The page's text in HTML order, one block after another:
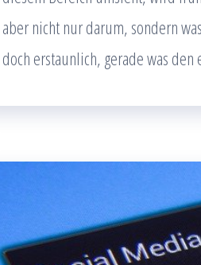
aber nicht nur darum, sondern
doch erstaunlich, gerade was